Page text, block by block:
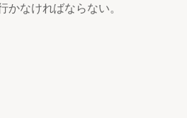
なければならない。